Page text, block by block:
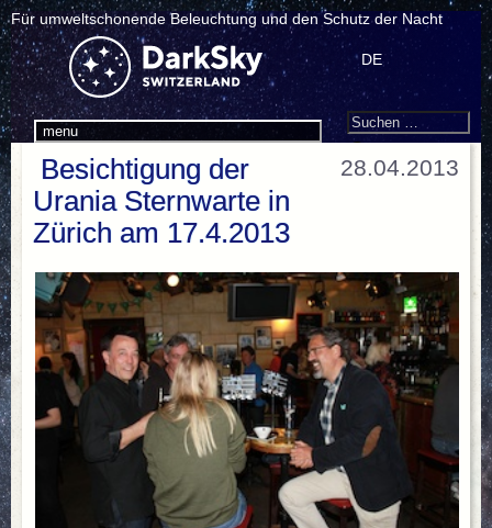
Für umweltschonende Beleuchtung und den Schutz der Nacht
menu
DE
Search
Suchen
28.04.2013
Besichtigung der
Urania Sternwarte in
Zürich am 17.4.2013